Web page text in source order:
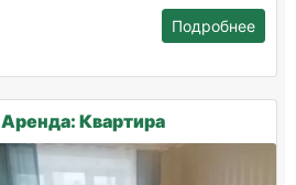
Подробнее
Аренда: Квартира